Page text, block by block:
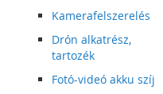
Kamerafelszerelés
Drón alkatrész,
tartozék
Fotó-videó akku szíj